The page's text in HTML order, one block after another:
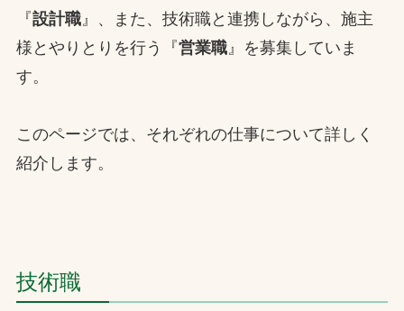
お取引先の皆様へ
プライバシーポリシー
ソーシャルメディアポリシー
Instagram
Facebook
YouTube
『設計職』、また、技術職と連携しながら、施主
様とやりとりを行う『営業職』を募集していま
す。
このページでは、それぞれの仕事について詳しく
紹介します。
技術職